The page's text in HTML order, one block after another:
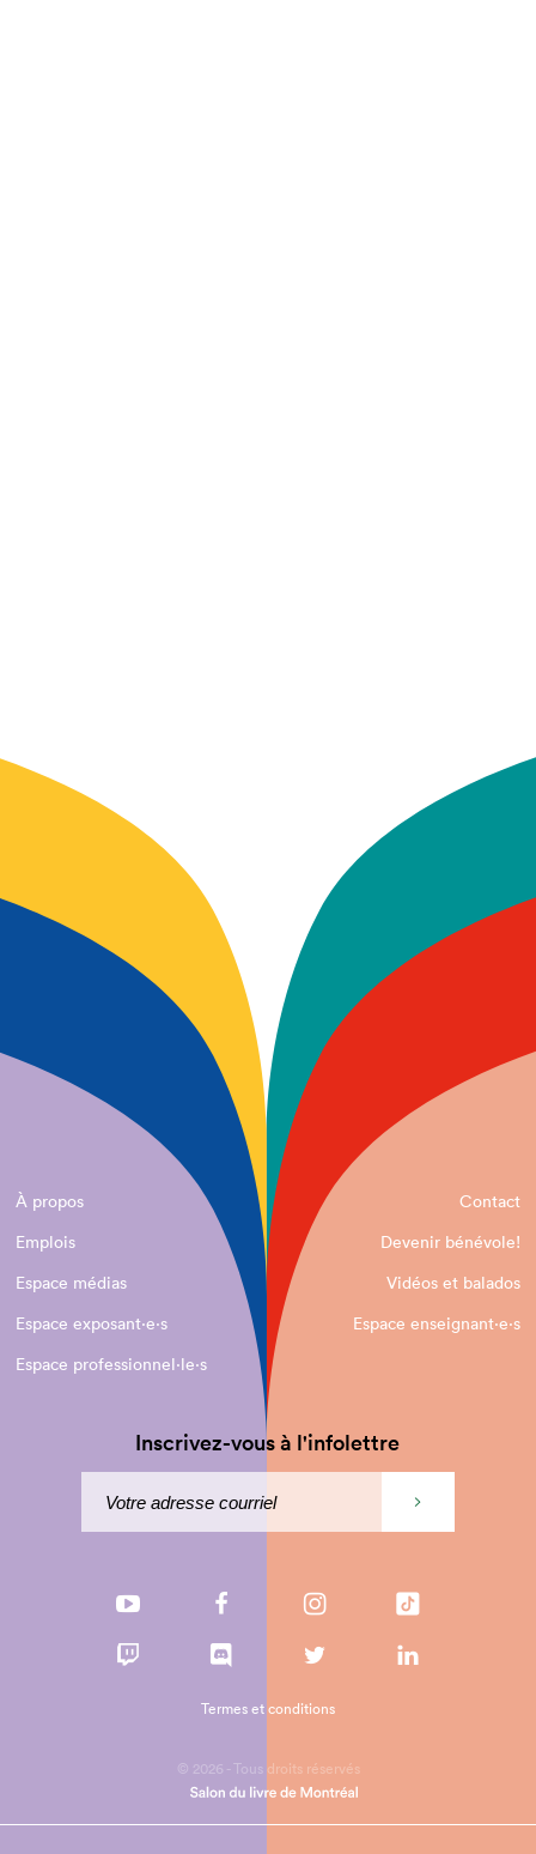
À propos
Contact
Emplois
Devenir bénévole!
Espace médias
Vidéos et balados
Espace exposant·e⋅s
Espace enseignant·e⋅s
Espace professionnel·le⋅s
Inscrivez-vous à l'infolettre
© 2026 - Tous droits réservés
Termes et conditions